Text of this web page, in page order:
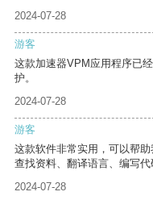
2024-07-28
游客
这款加速器VPM应用程序已
护。
2024-07-28
游客
这款软件非常实用，可以帮
查找资料、翻译语言、编写代
2024-07-28